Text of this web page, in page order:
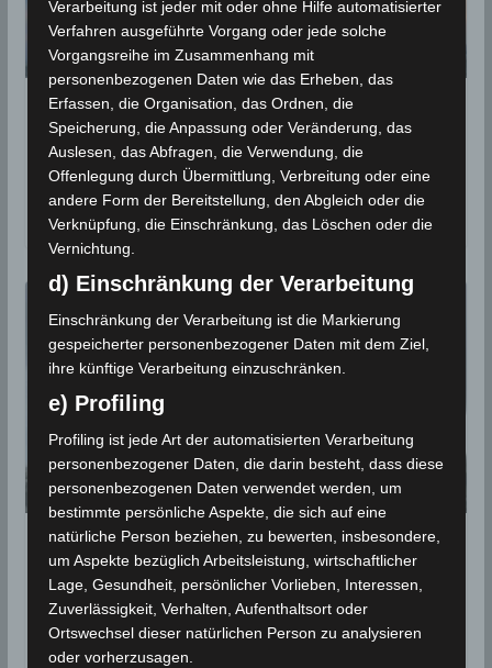
Prognose für die Nacht und Mittwoch,
den 6. Nov. 2019: In weiten Teilen des
Landes regnerisch
5. November 2019
Warnung vor ergiebigen
Niederschlägen, Gewittern und
Sturmböen am Montag, den
28.10.2019
Verarbeitung ist jeder mit oder ohne Hilfe automatisierter
Verfahren ausgeführte Vorgang oder jede solche
Vorgangsreihe im Zusammenhang mit
personenbezogenen Daten wie das Erheben, das
Erfassen, die Organisation, das Ordnen, die
Speicherung, die Anpassung oder Veränderung, das
Auslesen, das Abfragen, die Verwendung, die
Offenlegung durch Übermittlung, Verbreitung oder eine
andere Form der Bereitstellung, den Abgleich oder die
Verknüpfung, die Einschränkung, das Löschen oder die
Vernichtung.
d) Einschränkung der Verarbeitung
Einschränkung der Verarbeitung ist die Markierung
gespeicherter personenbezogener Daten mit dem Ziel,
ihre künftige Verarbeitung einzuschränken.
e) Profiling
Profiling ist jede Art der automatisierten Verarbeitung
personenbezogener Daten, die darin besteht, dass diese
personenbezogenen Daten verwendet werden, um
bestimmte persönliche Aspekte, die sich auf eine
natürliche Person beziehen, zu bewerten, insbesondere,
um Aspekte bezüglich Arbeitsleistung, wirtschaftlicher
Lage, Gesundheit, persönlicher Vorlieben, Interessen,
Zuverlässigkeit, Verhalten, Aufenthaltsort oder
Ortswechsel dieser natürlichen Person zu analysieren
oder vorherzusagen.